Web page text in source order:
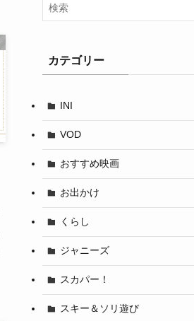
カテゴリー
INI
VOD
おすすめ映画
お出かけ
くらし
ジャニーズ
スカパー！
スキー＆ソリ遊び